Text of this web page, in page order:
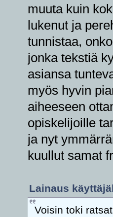
muuta kuin
lukenut ja
tunnistaa,
jonka tekstiä
asiansa
myös hyvin
aiheeseen
opiskelijoille
ja nyt
kuullut samat
Lainaus
Voisin toki